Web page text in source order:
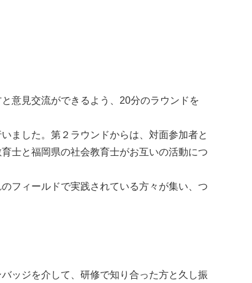
意見交流ができるよう、20分のラウンドを
ました。第２ラウンドからは、対面参加者と
士と福岡県の社会教育士がお互いの活動につ
フィールドで実践されている方々が集い、つ
ッジを介して、研修で知り合った方と久し振